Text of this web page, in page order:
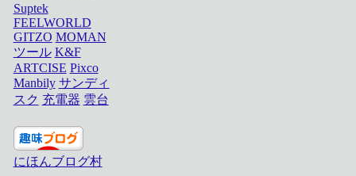
Suptek
FEELWORLD
GITZO MOMAN
ツール K&F
ARTCISE Pixco
Manbily サンディ
スク 充電器 雲台
にほんブログ村